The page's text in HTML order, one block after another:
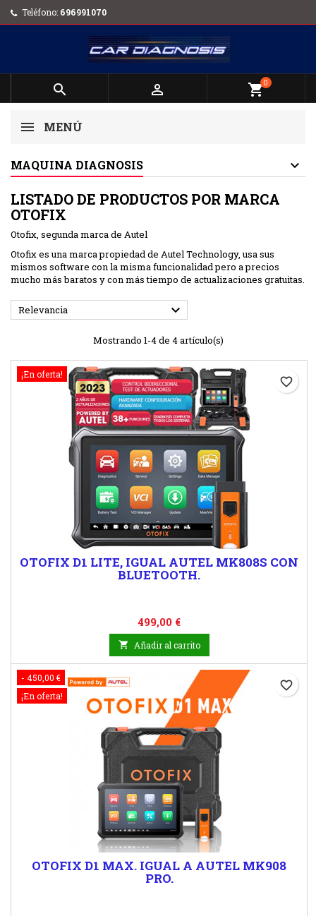
Teléfono: 696991070
  shopping_cart0
MENÚ
MAQUINA DIAGNOSIS
LISTADO DE PRODUCTOS POR MARCA
OTOFIX
Otofix, segunda marca de Autel
Otofix es una marca propiedad de Autel Technology, usa sus
mismos software con la misma funcionalidad pero a precios
mucho más baratos y con más tiempo de actualizaciones gratuitas.
Relevancia 
Mostrando 1-4 de 4 artículo(s)
¡En oferta!
OTOFIX D1 LITE, IGUAL AUTEL MK808S CON
BLUETOOTH.
Precio
499,00 €
 Añadir al carrito
favorite_border
- 450,00 €
¡En oferta!
OTOFIX D1 MAX. IGUAL A AUTEL MK908
PRO.
favorite_border